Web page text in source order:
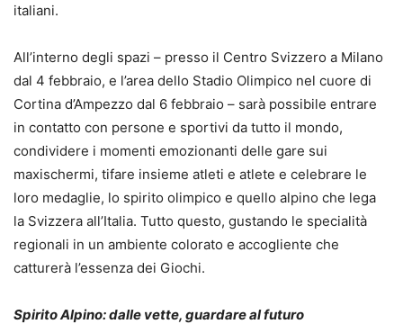
italiani.
All’interno degli spazi – presso il Centro Svizzero a Milano
dal 4 febbraio, e l’area dello Stadio Olimpico nel cuore di
Cortina d’Ampezzo dal 6 febbraio – sarà possibile entrare
in contatto con persone e sportivi da tutto il mondo,
condividere i momenti emozionanti delle gare sui
maxischermi, tifare insieme atleti e atlete e celebrare le
loro medaglie, lo spirito olimpico e quello alpino che lega
la Svizzera all’Italia. Tutto questo, gustando le specialità
regionali in un ambiente colorato e accogliente che
catturerà l’essenza dei Giochi.
Spirito Alpino: dalle vette, guardare al futuro